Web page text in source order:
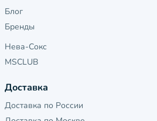
Блог
Бренды
Нева-Сокс
MSCLUB
Доставка
Доставка по России